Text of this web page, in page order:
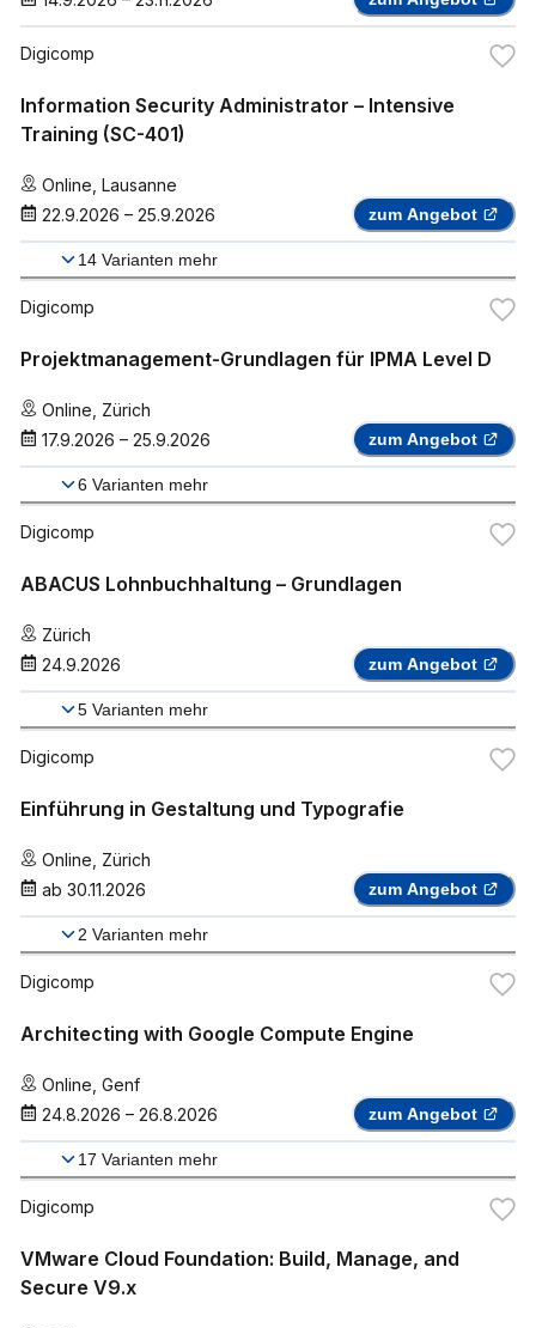
Digicomp
Information Security Administrator – Intensive
Training (SC-401)
Online Lausanne
22.9.2026 – 25.9.2026 zum Angebot
14 Varianten mehr
Digicomp
Projektmanagement-Grundlagen für IPMA Level D
Online Zürich
17.9.2026 – 25.9.2026 zum Angebot
6 Varianten mehr
Digicomp
ABACUS Lohnbuchhaltung – Grundlagen
Zürich
24.9.2026
zum Angebot
5 Varianten mehr
Digicomp
Einführung in Gestaltung und Typografie
Online Zürich
ab 30.11.2026 zum Angebot
2 Varianten mehr
Digicomp
Architecting with Google Compute Engine
Online Genf
24.8.2026 – 26.8.2026 zum Angebot
17 Varianten mehr
Digicomp
VMware Cloud Foundation: Build, Manage, and
Secure V9.x